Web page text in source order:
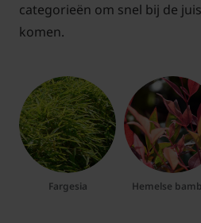
categorieën om snel bij de
komen.
Fargesia Hemelse